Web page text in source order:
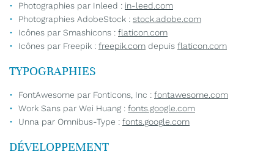
PHOTOS
AVIS
CONTACT
RESTEZ
Photographies par Inleed : in-leed.com
Photographies AdobeStock : stock.adobe.com
Icônes par Smashicons : flaticon.com
Icônes par Freepik : freepik.com depuis flaticon.com
TYPOGRAPHIES
FontAwesome par Fonticons, Inc : fontawesome.com
Work Sans par Wei Huang : fonts.google.com
Unna par Omnibus-Type : fonts.google.com
DÉVELOPPEMENT